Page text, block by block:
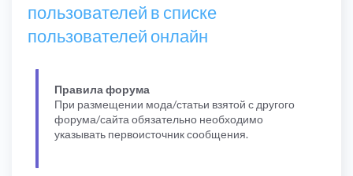
пользователей в списке
пользователей онлайн
Правила форума
При размещении мода/статьи взятой с другого
форума/сайта обязательно необходимо
указывать первоисточник сообщения.